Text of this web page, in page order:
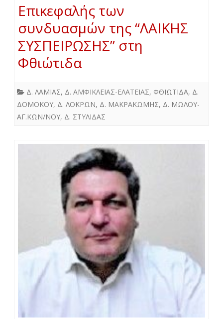
Επικεφαλής των
συνδυασμών της “ΛΑΙΚΗΣ
ΣΥΣΠΕΙΡΩΣΗΣ” στη
Φθιώτιδα
Δ. ΛΑΜΙΑΣ, Δ. ΑΜΦΙΚΛΕΙΑΣ-ΕΛΑΤΕΙΑΣ, ΦΘΙΩΤΙΔΑ, Δ.
ΔΟΜΟΚΟΥ, Δ. ΛΟΚΡΩΝ, Δ. ΜΑΚΡΑΚΩΜΗΣ, Δ. ΜΩΛΟΥ-
ΑΓ.ΚΩΝ/ΝΟΥ, Δ. ΣΤΥΛΙΔΑΣ